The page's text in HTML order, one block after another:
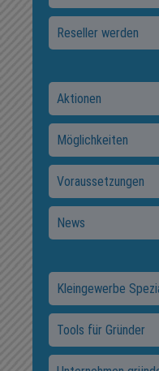
Reseller werden
Aktionen
Möglichkeiten
Voraussetzungen
News
Kleingewerbe
Tools für Gründer